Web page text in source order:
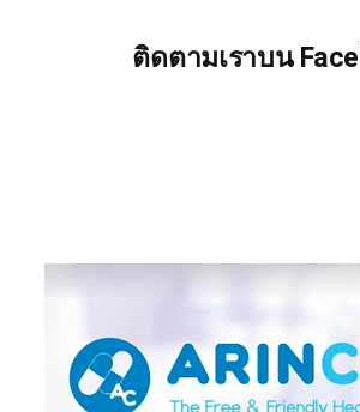
ติดตามเราบน